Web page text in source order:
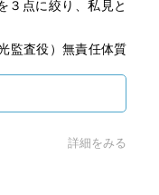
３点に絞り、私見と
監査役）無責任体質
った。・・（そこ
し、座右銘とした。
に生きる ③邪心を
』、この“五シン
詳細をみる